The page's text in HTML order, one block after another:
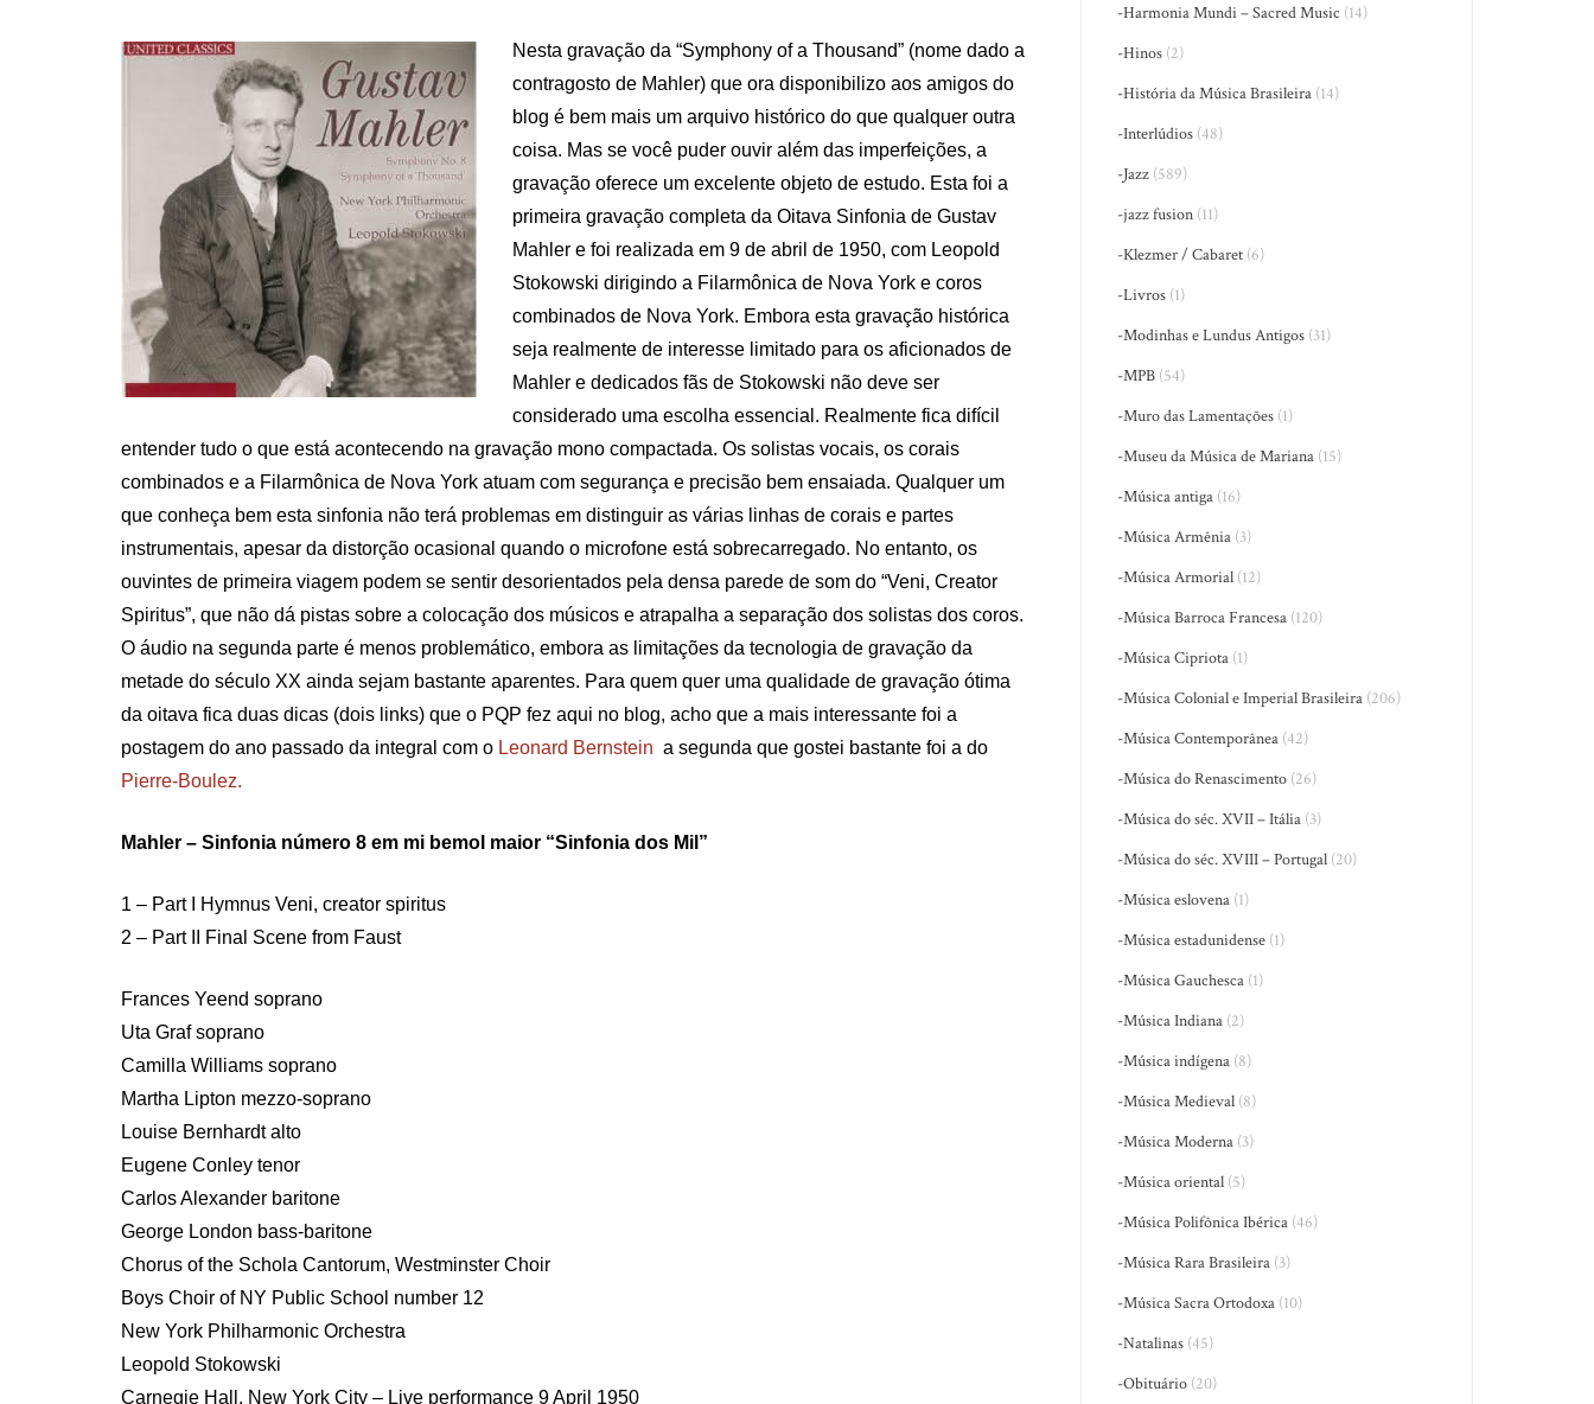
Nesta gravação da “Symphony of a Thousand” (nome dado a
contragosto de Mahler) que ora disponibilizo aos amigos do
blog é bem mais um arquivo histórico do que qualquer outra
coisa. Mas se você puder ouvir além das imperfeições, a
gravação oferece um excelente objeto de estudo. Esta foi a
primeira gravação completa da Oitava Sinfonia de Gustav
Mahler e foi realizada em 9 de abril de 1950, com Leopold
Stokowski dirigindo a Filarmônica de Nova York e coros
combinados de Nova York. Embora esta gravação histórica
seja realmente de interesse limitado para os aficionados de
Mahler e dedicados fãs de Stokowski não deve ser
considerado uma escolha essencial. Realmente fica difícil
entender tudo o que está acontecendo na gravação mono compactada. Os solistas vocais, os corais
combinados e a Filarmônica de Nova York atuam com segurança e precisão bem ensaiada. Qualquer um
que conheça bem esta sinfonia não terá problemas em distinguir as várias linhas de corais e partes
instrumentais, apesar da distorção ocasional quando o microfone está sobrecarregado. No entanto, os
ouvintes de primeira viagem podem se sentir desorientados pela densa parede de som do “Veni, Creator
Spiritus”, que não dá pistas sobre a colocação dos músicos e atrapalha a separação dos solistas dos coros.
O áudio na segunda parte é menos problemático, embora as limitações da tecnologia de gravação da
metade do século XX ainda sejam bastante aparentes. Para quem quer uma qualidade de gravação ótima
da oitava fica duas dicas (dois links) que o PQP fez aqui no blog, acho que a mais interessante foi a
postagem do ano passado da integral com o Leonard Bernstein a segunda que gostei bastante foi a do
Pierre-Boulez.
Mahler – Sinfonia número 8 em mi bemol maior “Sinfonia dos Mil”
1 – Part I Hymnus Veni, creator spiritus
2 – Part II Final Scene from Faust
Frances Yeend soprano
Uta Graf soprano
Camilla Williams soprano
Martha Lipton mezzo-soprano
Louise Bernhardt alto
Eugene Conley tenor
Carlos Alexander baritone
George London bass-baritone
Chorus of the Schola Cantorum, Westminster Choir
Boys Choir of NY Public School number 12
New York Philharmonic Orchestra
Leopold Stokowski
Carnegie Hall, New York City – Live performance 9 April 1950
-Harmonia Mundi – Sacred Music (14)
-Hinos (2)
-História da Música Brasileira (14)
-Interlúdios (48)
-Jazz (589)
-jazz fusion (11)
-Klezmer / Cabaret (6)
-Livros (1)
-Modinhas e Lundus Antigos (31)
-MPB (54)
-Muro das Lamentações (1)
-Museu da Música de Mariana (15)
-Música antiga (16)
-Música Armênia (3)
-Música Armorial (12)
-Música Barroca Francesa (120)
-Música Cipriota (1)
-Música Colonial e Imperial Brasileira (206)
-Música Contemporânea (42)
-Música do Renascimento (26)
-Música do séc. XVII – Itália (3)
-Música do séc. XVIII – Portugal (20)
-Música eslovena (1)
-Música estadunidense (1)
-Música Gauchesca (1)
-Música Indiana (2)
-Música indígena (8)
-Música Medieval (8)
-Música Moderna (3)
-Música oriental (5)
-Música Polifônica Ibérica (46)
-Música Rara Brasileira (3)
-Música Sacra Ortodoxa (10)
-Natalinas (45)
-Obituário (20)